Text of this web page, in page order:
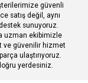
güvenli
satış değil, aynı
sunuyoruz.
uzman ekibimizle
ve güvenilir hizmet
ulaştırıyoruz.
yerdesiniz.